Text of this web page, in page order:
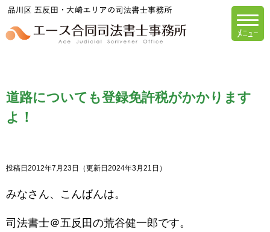
エース合同司法
道路についても登録免許税がかかります
よ！
投稿日2012年7月23日 （更新日2024年3月21日）
みなさん、こんばんは。
司法書士＠五反田の荒谷健一郎です。